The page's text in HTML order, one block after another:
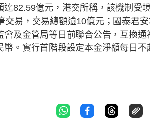
億元，港交所稱，該機制受
交易，交易總額逾10億元；國泰君
金管局等日前聯合公告，互換通
幣。實行首階段設定本金淨額每日